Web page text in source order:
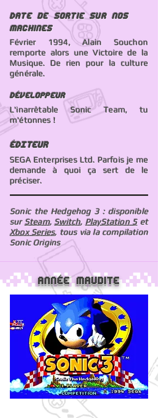
Date de sortie sur nos
machines
Février 1994, Alain Souchon
remporte alors une Victoire de la
Musique. De rien pour la culture
générale.
Développeur
L'inarrêtable Sonic Team, tu
m'étonnes !
éDITEUR
SEGA Enterprises Ltd. Parfois je me
demande à quoi ça sert de le
préciser.
Sonic the Hedgehog 3 : disponible
sur Steam,Switch, PlayStation 5et
Xbox Series, tous via la compilation
Sonic Origins
Année maudite